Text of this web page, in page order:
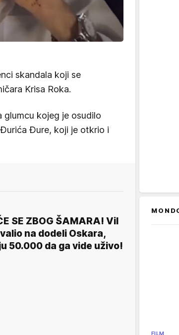
skandala koji se
Krisa Roka.
glumcu kojeg je osudilo
Đure, koji je otkrio i
SE ZBOG ŠAMARA! Vil
na dodeli Oskara,
50.000 da ga vide uživo!
FILM